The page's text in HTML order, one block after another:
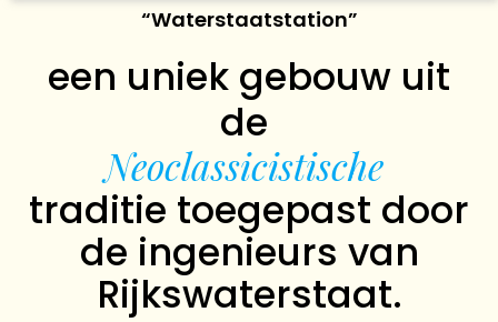
“Waterstaatstation”
een uniek gebouw uit
de
Neoclassicistische
traditie toegepast door
de ingenieurs van
Rijkswaterstaat.